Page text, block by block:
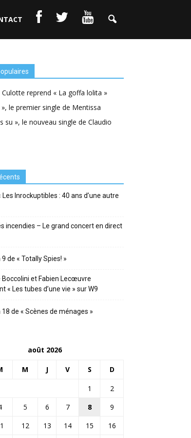
Culotte reprend « La goffa lolita »
le premier single de Mentissa
su », le nouveau single de Claudio
Les Inrockuptibles : 40 ans d’une autre
incendies – Le grand concert en direct
9 de « Totally Spies! »
Boccolini et Fabien Lecœuvre
« Les tubes d’une vie » sur W9
18 de « Scènes de ménages »
août 2026
M J V S D
1
2
5 6 7 8
9
12 13 14 15 16